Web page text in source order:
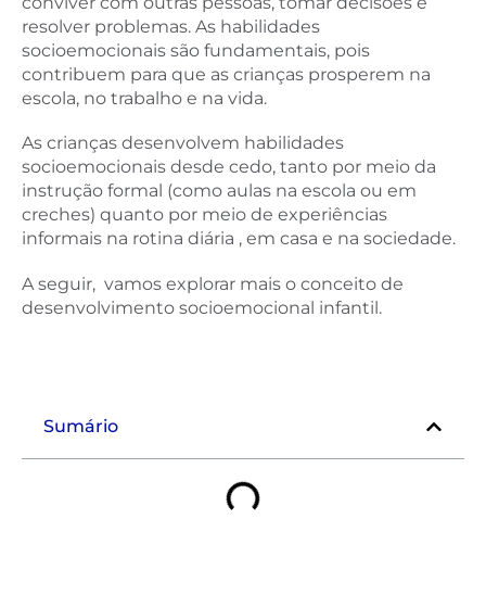
resolver problemas. As habilidades
socioemocionais são fundamentais, pois
contribuem para que as crianças prosperem na
escola, no trabalho e na vida.
As crianças desenvolvem habilidades
socioemocionais desde cedo, tanto por meio da
instrução formal (como aulas na escola ou em
creches) quanto por meio de experiências
informais na rotina diária , em casa e na sociedade.
A seguir, vamos explorar mais o conceito de
desenvolvimento socioemocional infantil.
Sumário